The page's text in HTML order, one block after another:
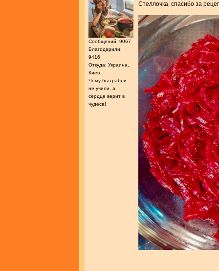
Сообщений: 9067
Благодарили:
9416
Откуда: Украина,
Киев
Чему бы грабли
не учили, а
сердце верит в
чудеса!
Стеллочка, спасибо за